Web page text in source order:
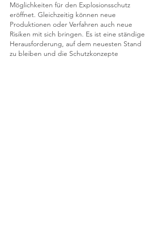
Möglichkeiten für den Explosionsschutz
eröffnet. Gleichzeitig können neue
Produktionen oder Verfahren auch neue
Risiken mit sich bringen. Es ist eine ständige
Herausforderung, auf dem neuesten Stand
zu bleiben und die Schutzkonzepte